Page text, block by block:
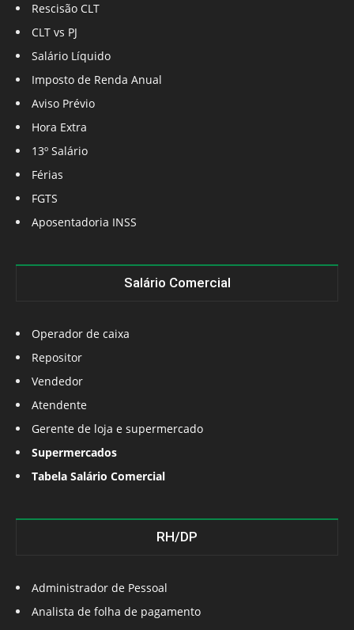
Rescisão CLT
CLT vs PJ
Salário Líquido
Imposto de Renda Anual
Aviso Prévio
Hora Extra
13º Salário
Férias
FGTS
Aposentadoria INSS
Salário Comercial
Operador de caixa
Repositor
Vendedor
Atendente
Gerente de loja e supermercado
Supermercados
Tabela Salário Comercial
RH/DP
Administrador de Pessoal
Analista de folha de pagamento